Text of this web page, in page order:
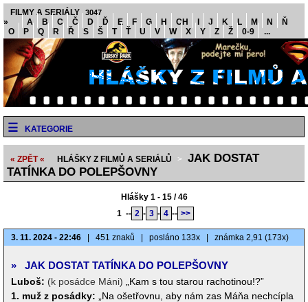
FILMY A SERIÁLY 3047
» A B C Č D Ď E F G H CH J K L M N
Ň
O
P Q R Ř S Š T Ť U V W X Y Z Ž 0-9 ...
KATEGORIE
« ZPĚT « HLÁŠKY Z FILMŮ A SERIÁLŮ >
JAK DOSTAT
TATÍNKA DO POLEPŠOVNY
Hlášky 1 - 15 / 46
1 -- 2 - 3 - 4 -- >>
3. 11. 2024 - 22:46 451 znaků posláno 133x známka 2,91 (173x)
» JAK DOSTAT TATÍNKA DO POLEPŠOVNY
Luboš: (k posádce Máni)
„Kam s tou starou rachotinou!?”
1. muž z posádky:
„Na ošetřovnu, aby nám zas Máňa nechcípla